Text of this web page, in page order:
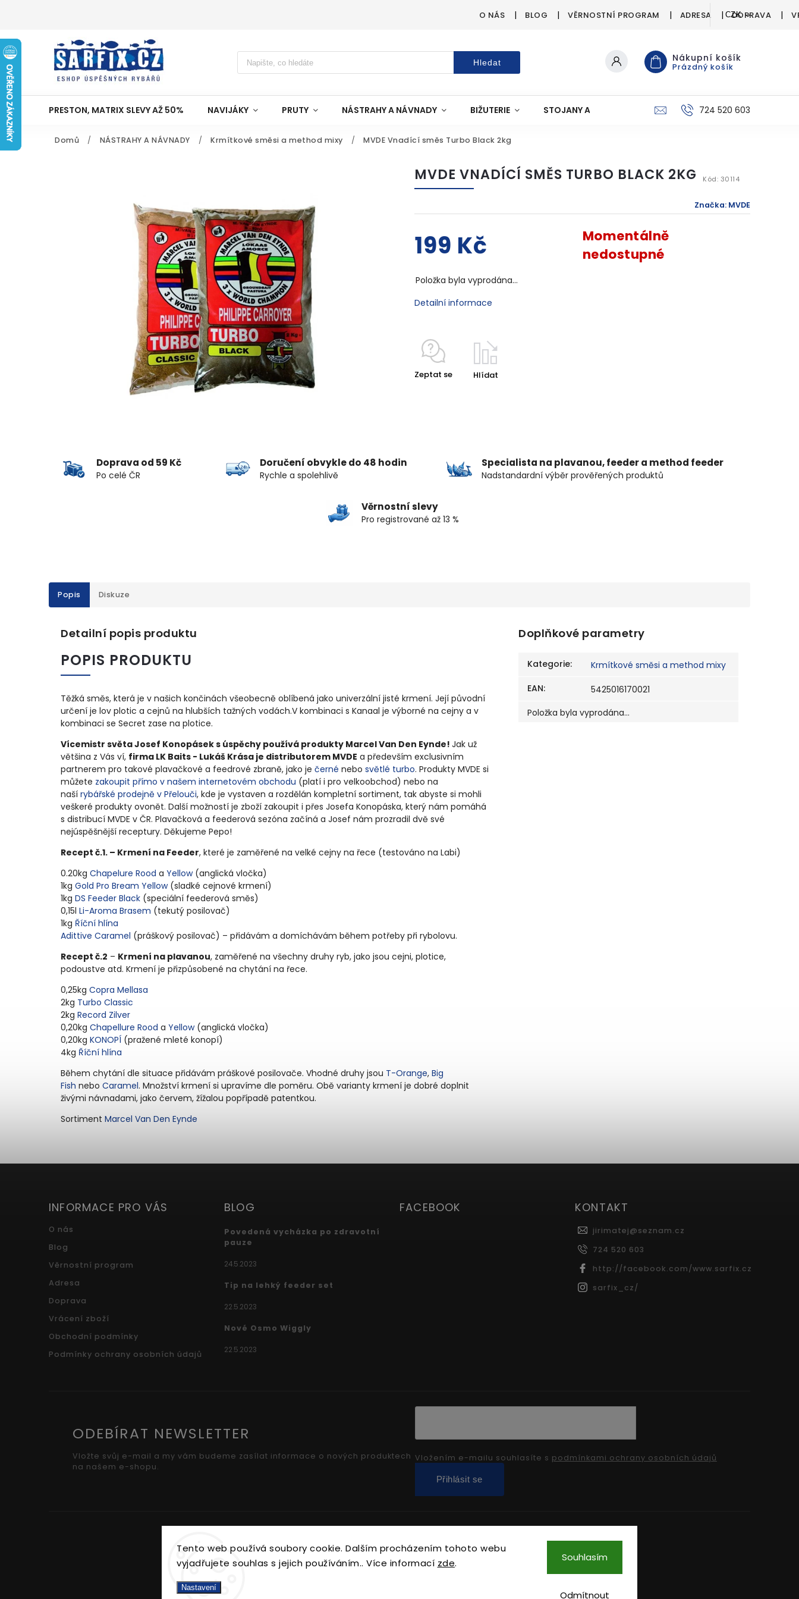
Tento web používá soubory cookie. Dalším procházením tohoto webu
vyjadřujete souhlas s jejich používáním.. Více informací zde.
Nastavení
Odmítnout
Souhlasím
O NÁS BLOG VĚRNOSTNÍ PROGRAM ADRESA DOPRAVA
CZK
Hledat Nákupní košík
Prázdný košík
PRESTON, MATRIX SLEVY AŽ 50% NAVIJÁKY PRUTY NÁSTRAHY A NÁVNADY BIŽUTERIE STOJANY A SIGNALIZÁTORY PÉČE O ÚLOVEK
724 520 603
Domů / NÁSTRAHY A NÁVNADY / Krmítkové směsi a method mixy / MVDE Vnadící směs Turbo Black 2kg
MVDE VNADÍCÍ SMĚS TURBO BLACK 2KG Kód: 30114
Značka: MVDE
199 Kč
Momentálně
nedostupné
Položka byla vyprodána…
Detailní informace
Zeptat se Hlídat
Doprava od 59 Kč
Po celé ČR
Doručení obvykle do 48 hodin
Rychle a spolehlivě
Specialista na plavanou, feeder a method feeder
Nadstandardní výběr prověřených produktů
Věrnostní slevy
Pro registrované až 13 %
Popis Diskuze
Detailní popis produktu
POPIS PRODUKTU
Těžká směs, která je v našich končinách všeobecně oblíbená jako univerzální jisté krmení. Její původní
určení je lov plotic a cejnů na hlubších tažných vodách.V kombinaci s Kanaal je výborné na cejny a v
kombinaci se Secret zase na plotice.
Vícemistr světa Josef Konopásek s úspěchy používá produkty Marcel Van Den Eynde! Jak už
většina z Vás ví, firma LK Baits - Lukáš Krása je distributorem MVDE a především exclusivním
partnerem pro takové plavačkové a feedrové zbraně, jako je černé nebo světlé turbo. Produkty MVDE si
můžete zakoupit přímo v našem internetovém obchodu (platí i pro velkoobchod) nebo na
naší rybářské prodejně v Přelouči, kde je vystaven a rozdělán kompletní sortiment, tak abyste si mohli
veškeré produkty ovonět. Další možností je zboží zakoupit i přes Josefa Konopáska, který nám pomáhá
s distribucí MVDE v ČR. Plavačková a feederová sezóna začíná a Josef nám prozradil dvě své
nejúspěšnější receptury. Děkujeme Pepo!
Recept č.1. – Krmení na Feeder, které je zaměřené na velké cejny na řece (testováno na Labi)
0.20kg Chapelure Rood a Yellow(anglická vločka)
1kg Gold Pro Bream Yellow(sladké cejnové krmení)
1kg DS Feeder Black (speciální feederová směs)
0,15l Li-Aroma Brasem (tekutý posilovač)
1kg Říční hlína
Adittive Caramel (práškový posilovač) – přidávám a domíchávám během potřeby při rybolovu.
Recept č.2 – Krmení na plavanou, zaměřené na všechny druhy ryb, jako jsou cejni, plotice,
podoustve atd. Krmení je přizpůsobené na chytání na řece.
0,25kg Copra Mellasa
2kg Turbo Classic
2kg Record Zilver
0,20kg Chapellure Rood a Yellow(anglická vločka)
0,20kg KONOPÍ (pražené mleté konopí)
4kg Říční hlína
Během chytání dle situace přidávám práškové posilovače. Vhodné druhy jsou T-Orange, Big
Fish nebo Caramel. Množství krmení si upravíme dle poměru. Obě varianty krmení je dobré doplnit
živými návnadami, jako červem, žížalou popřípadě patentkou.
Sortiment Marcel Van Den Eynde
Doplňkové parametry
Kategorie:
Krmítkové směsi a method mixy
EAN:
5425016170021
Položka byla vyprodána…
INFORMACE PRO VÁS
O nás
Blog
Věrnostní program
Adresa
Doprava
Vrácení zboží
Obchodní podmínky
Podmínky ochrany osobních údajů
BLOG
Povedená vycházka po zdravotní
pauze
24.5.2023
Tip na lehký feeder set
22.5.2023
Nové Osmo Wiggly
22.5.2023
FACEBOOK KONTAKT
jirimatej@seznam.cz
724 520 603
http://facebook.com/www.sarfix.cz
sarfix_cz/
ODEBÍRAT NEWSLETTER
Vložte svůj e-mail a my vám budeme zasílat informace o nových produktech
na našem e-shopu.
Vložením e-mailu souhlasíte s podmínkami ochrany osobních údajů
Přihlásit se
Upravit nastavení cookies